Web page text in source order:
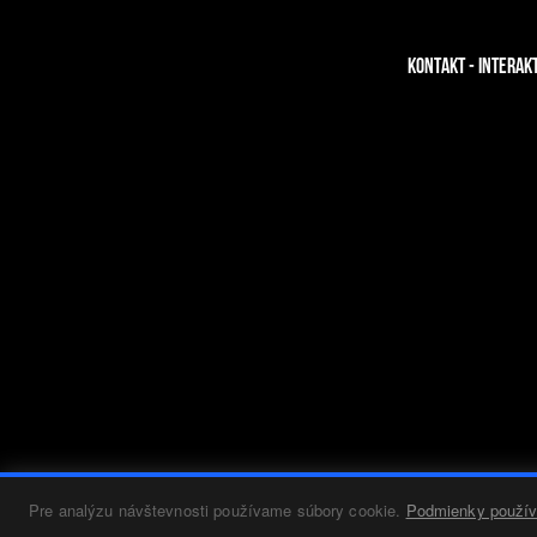
Pre analýzu návštevnosti používame súbory cookie. Podmienky
KONTAKT -
SPÄŤ